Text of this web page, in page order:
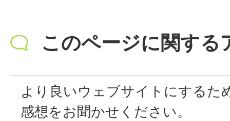
このページに関する
より良いウェブサイトにするた
感想をお聞かせください。